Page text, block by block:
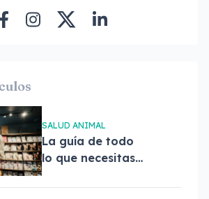
SALUD ANIMAL
La guía de todo
lo que necesitas
Black Friday para